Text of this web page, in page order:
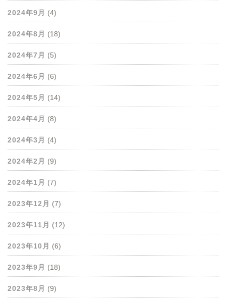
2024年9月 (4)
2024年8月 (18)
2024年7月 (5)
2024年6月 (6)
2024年5月 (14)
2024年4月 (8)
2024年3月 (4)
2024年2月 (9)
2024年1月 (7)
2023年12月 (7)
2023年11月 (12)
2023年10月 (6)
2023年9月 (18)
2023年8月 (9)